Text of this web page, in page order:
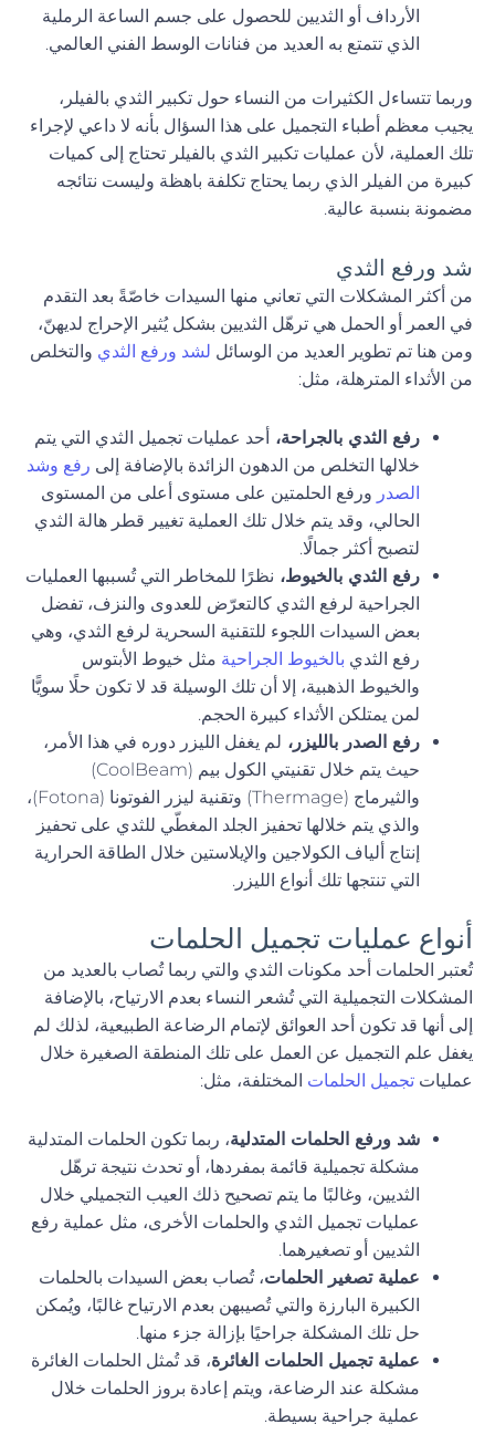
الأرداف أو الثديين للحصول على جسم الساعة الرملية
الذي تتمتع به العديد من فنانات الوسط الفني العالمي.
وربما تتساءل الكثيرات من النساء حول تكبير الثدي بالفيلر،
يجيب معظم أطباء التجميل على هذا السؤال بأنه لا داعي لإجراء
تلك العملية، لأن عمليات تكبير الثدي بالفيلر تحتاج إلى كميات
كبيرة من الفيلر الذي ربما يحتاج تكلفة باهظة وليست نتائجه
مضمونة بنسبة عالية.
شد ورفع الثدي
من أكثر المشكلات التي تعاني منها السيدات خاصّةً بعد التقدم
في العمر أو الحمل هي ترهّل الثديين بشكل يُثير الإحراج لديهنّ،
ومن هنا تم تطوير العديد من الوسائل لشد ورفع الثدي والتخلص
من الأثداء المترهلة، مثل:
رفع الثدي بالجراحة، أحد عمليات تجميل الثدي التي يتم
خلالها التخلص من الدهون الزائدة بالإضافة إلى رفع وشد
الصدر ورفع الحلمتين على مستوى أعلى من المستوى
الحالي، وقد يتم خلال تلك العملية تغيير قطر هالة الثدي
لتصبح أكثر جمالًا.
رفع الثدي بالخيوط، نظرًا للمخاطر التي تُسببها العمليات
الجراحية لرفع الثدي كالتعرّض للعدوى والنزف، تفضل
بعض السيدات اللجوء للتقنية السحرية لرفع الثدي، وهي
رفع الثدي بالخيوط الجراحية مثل خيوط الأبتوس
والخيوط الذهبية، إلا أن تلك الوسيلة قد لا تكون حلًا سويًّا
لمن يمتلكن الأثداء كبيرة الحجم.
رفع الصدر بالليزر، لم يغفل الليزر دوره في هذا الأمر،
حيث يتم خلال تقنيتي الكول بيم (CoolBeam)
والثيرماج (Thermage) وتقنية ليزر الفوتونا (Fotona)،
والذي يتم خلالها تحفيز الجلد المغطّي للثدي على تحفيز
إنتاج ألياف الكولاجين والإيلاستين خلال الطاقة الحرارية
التي تنتجها تلك أنواع الليزر.
أنواع عمليات تجميل الحلمات
تُعتبر الحلمات أحد مكونات الثدي والتي ربما تُصاب بالعديد من
المشكلات التجميلية التي تُشعر النساء بعدم الارتياح، بالإضافة
إلى أنها قد تكون أحد العوائق لإتمام الرضاعة الطبيعية، لذلك لم
يغفل علم التجميل عن العمل على تلك المنطقة الصغيرة خلال
عمليات تجميل الحلمات المختلفة، مثل:
شد ورفع الحلمات المتدلية، ربما تكون الحلمات المتدلية
مشكلة تجميلية قائمة بمفردها، أو تحدث نتيجة ترهّل
الثديين، وغالبًا ما يتم تصحيح ذلك العيب التجميلي خلال
عمليات تجميل الثدي والحلمات الأخرى، مثل عملية رفع
الثديين أو تصغيرهما.
عملية تصغير الحلمات، تُصاب بعض السيدات بالحلمات
الكبيرة البارزة والتي تُصيبهن بعدم الارتياح غالبًا، ويُمكن
حل تلك المشكلة جراحيًا بإزالة جزء منها.
عملية تجميل الحلمات الغائرة، قد تُمثل الحلمات الغائرة
مشكلة عند الرضاعة، ويتم إعادة بروز الحلمات خلال
عملية جراحية بسيطة.